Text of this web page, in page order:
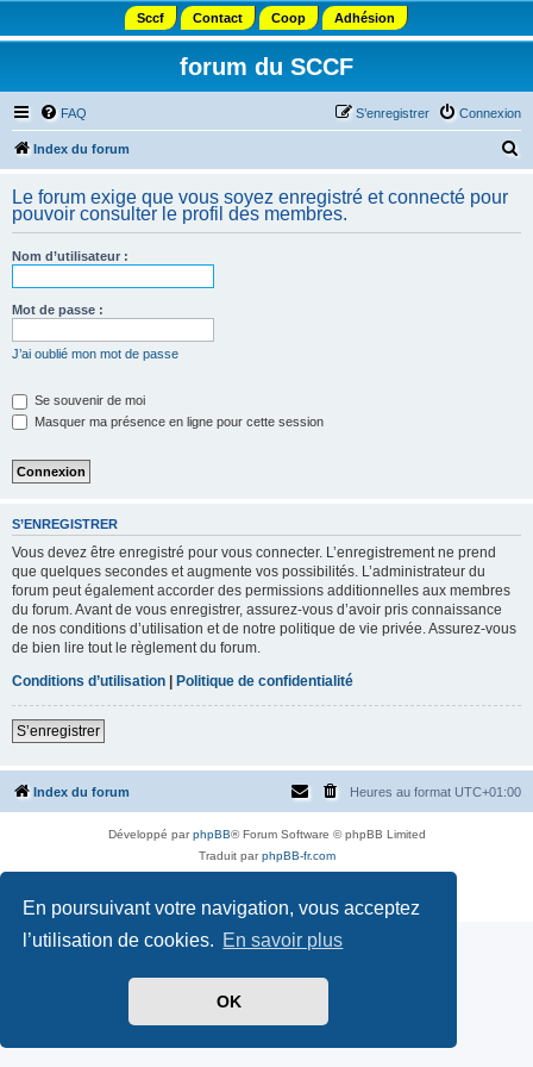
En poursuivant votre navigation, vous acceptez
l’utilisation de cookies. En savoir plus
OK
Sccf Contact Coop Adhésion
forum du SCCF
FAQ Connexion
S’enregistrer
Index du forum
h
Le forum exige que vous soyez enregistré et connecté pour
pouvoir consulter le profil des membres.
Nom d’utilisateur :
Mot de passe :
J’ai oublié mon mot de passe
Se souvenir de moi
Masquer ma présence en ligne pour cette session
S’ENREGISTRER
Vous devez être enregistré pour vous connecter. L’enregistrement ne prend
que quelques secondes et augmente vos possibilités. L’administrateur du
forum peut également accorder des permissions additionnelles aux membres
du forum. Avant de vous enregistrer, assurez-vous d’avoir pris connaissance
de nos conditions d’utilisation et de notre politique de vie privée. Assurez-vous
de bien lire tout le règlement du forum.
Conditions d’utilisation | Politique de confidentialité
S’enregistrer
Index du forum Heures au format UTC+01:00
Développé parphpBB® Forum Software © phpBB Limited
Traduit parphpBB-fr.com
Confidentialité